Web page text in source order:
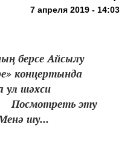
7 апреля 2019 - 14:03
берсе Айсылу
концертында
ул шәхси
Посмотреть эту
шу...